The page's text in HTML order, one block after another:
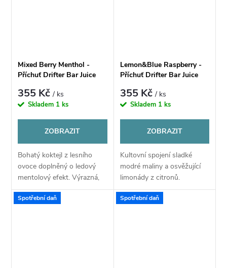
Mixed Berry Menthol -
Příchuť Drifter Bar Juice
355 Kč/ ks
Skladem 1 ks
ZOBRAZIT
Bohatý koktejl z lesního
ovoce doplněný o ledový
mentolový efekt. Výrazná,
čistá a nekompromisně
chladivá chuť.
Lemon&Blue Raspberry -
Příchuť Drifter Bar Juice
355 Kč/ ks
Skladem 1 ks
ZOBRAZIT
Kultovní spojení sladké
modré maliny a osvěžující
limonády z citronů.
Sladkokyselý mix, který se
nikdy neomrzí.
Spotřební daň Spotřební daň